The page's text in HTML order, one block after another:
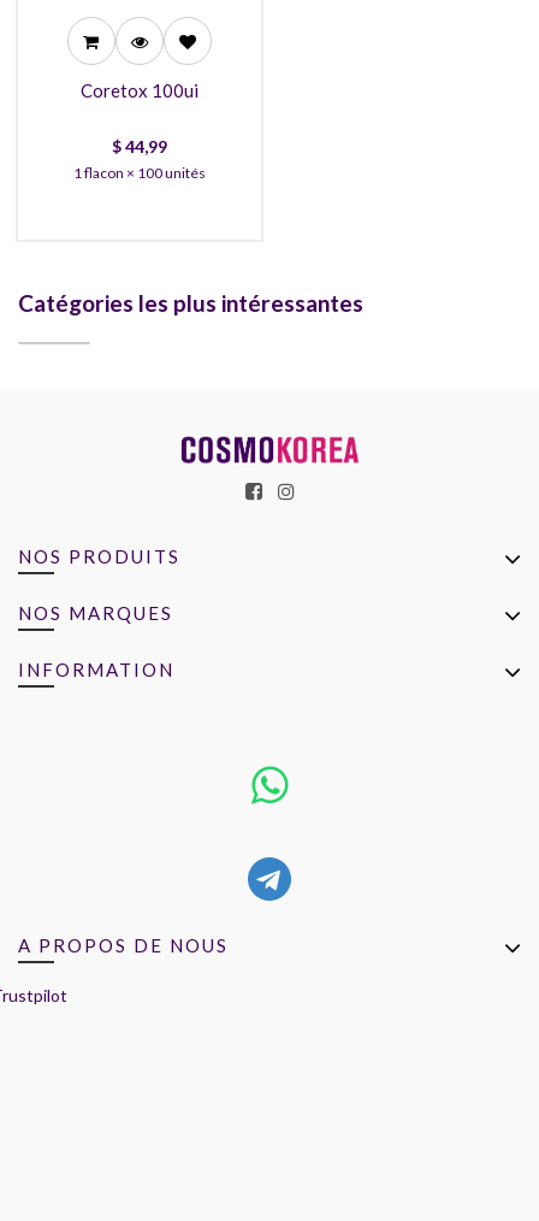
Coretox 100ui
$44,99
1 flacon × 100 unités
Catégories les plus intéressantes
NOS PRODUITS
NOS MARQUES
INFORMATION
A PROPOS DE NOUS